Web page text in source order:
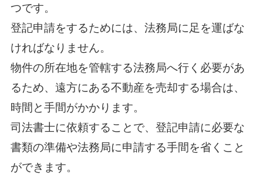
つです。
登記申請をするためには、法務局に足を運ばな
ければなりません。
物件の所在地を管轄する法務局へ行く必要があ
るため、遠方にある不動産を売却する場合は、
時間と手間がかかります。
司法書士に依頼することで、登記申請に必要な
書類の準備や法務局に申請する手間を省くこと
ができます。